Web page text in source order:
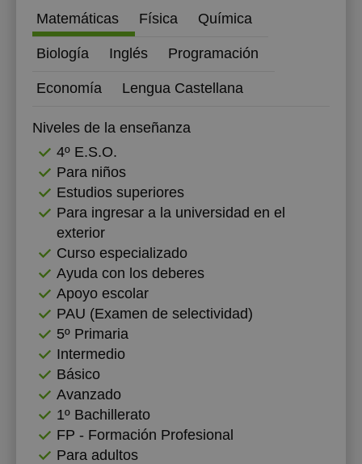
Matemáticas Física Química
Biología Inglés Programación
Economía Lengua Castellana
Niveles de la enseñanza
4º E.S.O.
Para niños
Estudios superiores
Para ingresar a la universidad en el
exterior
Curso especializado
Ayuda con los deberes
Apoyo escolar
PAU (Examen de selectividad)
5º Primaria
Intermedio
Básico
Avanzado
1º Bachillerato
FP - Formación Profesional
Para adultos
13:30
14:00
14:30
15:00
16:30
17:30
18:30
14:00
14:30
16:30
18:00